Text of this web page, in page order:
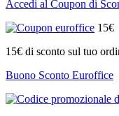
Accedi al Coupon di
15€
15€ di sconto sul tuo
Buono Sconto Euroffice